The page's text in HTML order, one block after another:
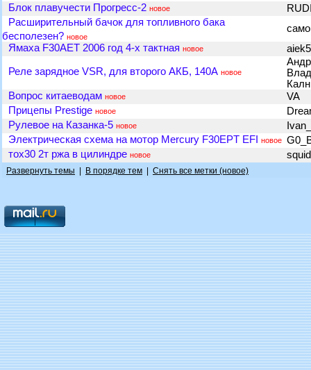
Блок плавучести Прогресс-2 новое
Расширительный бачок для топливного бака
бесполезен? новое
Ямаха F30AET 2006 год 4-х тактная новое
Реле зарядное VSR, для второго АКБ, 140А новое
Вопрос китаеводам новое
VA
Прицепы Prestige новое
Рулевое на Казанка-5 новое
Электрическая схема на мотор Mercury F30EPT EFI
новое
тох30 2т ржа в цилиндре новое
Развернуть темы В порядке тем Снять все метки (новое)